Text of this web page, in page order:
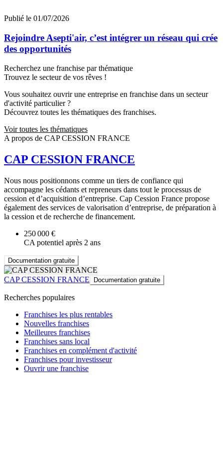
Publié le 01/07/2026
Rejoindre Asepti'air, c’est intégrer un réseau qui crée
des opportunités
Recherchez une franchise par thématique
Trouvez le secteur de vos rêves !
Vous souhaitez ouvrir une entreprise en franchise dans un secteur
d'activité particulier ?
Découvrez toutes les thématiques des franchises.
Voir toutes les thématiques
A propos de CAP CESSION FRANCE
CAP CESSION FRANCE
Nous nous positionnons comme un tiers de confiance qui
accompagne les cédants et repreneurs dans tout le processus de
cession et d’acquisition d’entreprise. Cap Cession France propose
également des services de valorisation d’entreprise, de préparation à
la cession et de recherche de financement.
250 000 €
CA potentiel après 2 ans
Documentation gratuite
CAP CESSION FRANCE Documentation gratuite
Recherches populaires
Franchises les plus rentables
Nouvelles franchises
Meilleures franchises
Franchises sans local
Franchises en complément d'activité
Franchises pour investisseur
Ouvrir une franchise